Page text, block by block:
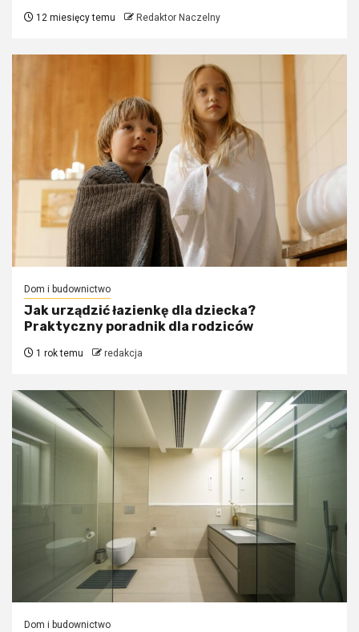
12 miesięcy temu Redaktor Naczelny
Dom i budownictwo
Jak urządzić łazienkę dla dziecka?
Praktyczny poradnik dla rodziców
1 rok temu redakcja
Dom i budownictwo